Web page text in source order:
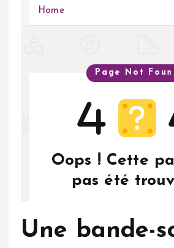
Une bande-